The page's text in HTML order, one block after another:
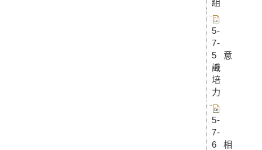
組
5-
7-
5 意
識
培
力
5-
7-
6 相